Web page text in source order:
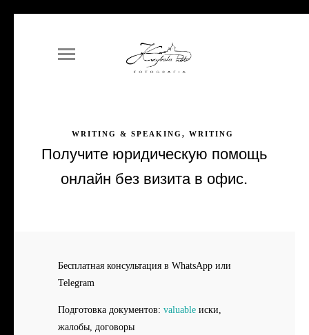
WRITING & SPEAKING, WRITING
Получите юридическую помощь
онлайн без визита в офис.
Бесплатная консультация в WhatsApp или
Telegram
Подготовка документов: valuable иски,
жалобы, договоры